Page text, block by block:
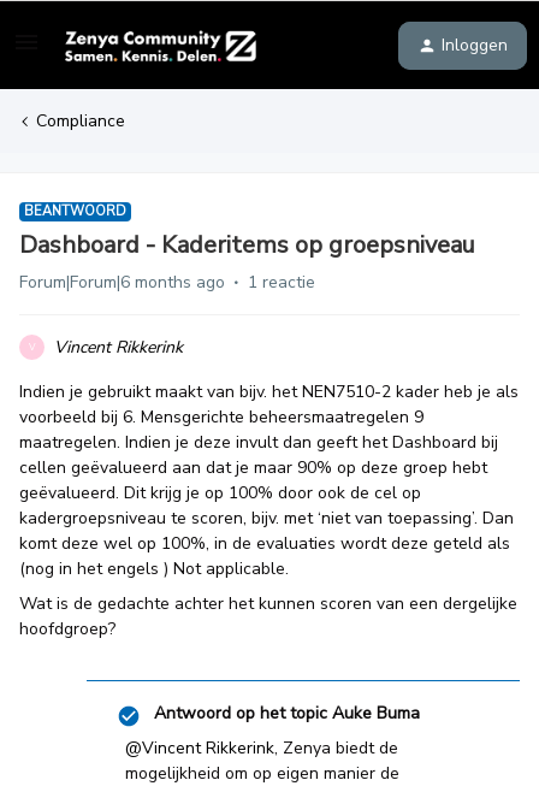
Inloggen
Compliance
BEANTWOORD
Dashboard - Kaderitems op groepsniveau
Forum|Forum|6 months ago 1 reactie
V
Vincent Rikkerink
Indien je gebruikt maakt van bijv. het NEN7510-2 kader heb je als
voorbeeld bij 6. Mensgerichte beheersmaatregelen 9
maatregelen. Indien je deze invult dan geeft het Dashboard bij
cellen geëvalueerd aan dat je maar 90% op deze groep hebt
geëvalueerd. Dit krijg je op 100% door ook de cel op
kadergroepsniveau te scoren, bijv. met ‘niet van toepassing’. Dan
komt deze wel op 100%, in de evaluaties wordt deze geteld als
(nog in het engels ) Not applicable.
Wat is de gedachte achter het kunnen scoren van een dergelijke
hoofdgroep?
Antwoord op het topic Auke Buma
@Vincent Rikkerink, Zenya biedt de
mogelijkheid om op eigen manier de